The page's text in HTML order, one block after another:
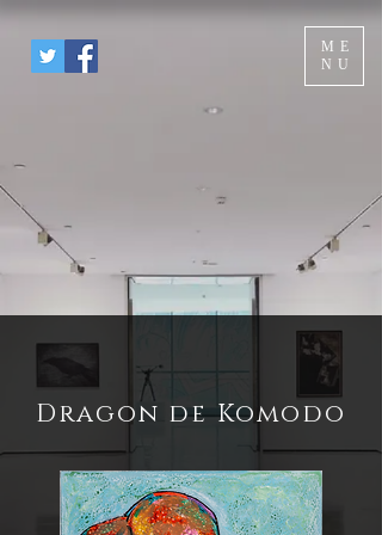
ME
NU
Dragon de Komodo